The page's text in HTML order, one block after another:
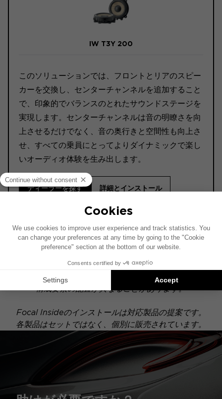
IW T3Y 200
このソリューションでは、フロントとリアのスピー
カーを交換し、センターチャンネルを追加すること
で、印象的でバランスのとれたサウンドステージを
実現します。センターチャンネルは音の明瞭さを向
上させるだけでなく、音の奥行きと空間性も向上さ
せ、すべての乗員にとってよりダイナミックで楽し
いオーディオ体験を生み出します。
ディーラーを探す 詳細とインストール
ⓘ ご購入前に必ずお読みください。
このインストール図は、純正オーディオシステムを搭
載した車両を基に作成されています。特定のハイファ
イオプションが装備されている場合、本図に示された
構成要素の配置が異なることがあります。
Focal Insideのインストールは対応製品の提案です。
各製品はセットではなく、個別に販売されています。